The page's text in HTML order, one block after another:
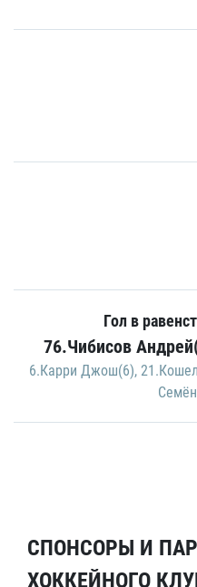
Гол в
76.Чибисов
6.Карри Джош(6),
СПОНСОРЫ И
ХОККЕЙНОГО